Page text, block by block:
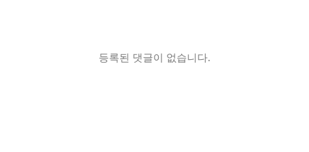
등록된 댓글이 없습니다.